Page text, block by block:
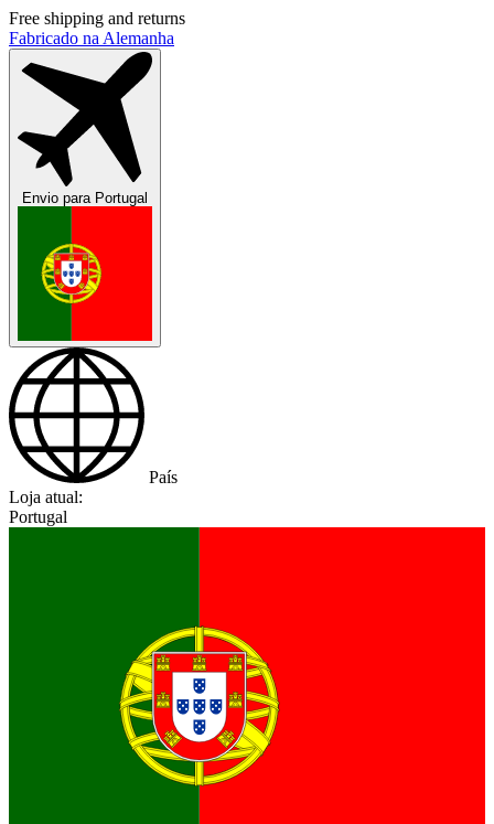
Free shipping and returns
Fabricado na Alemanha
Envio paraPortugal
País
Loja atual:
Portugal